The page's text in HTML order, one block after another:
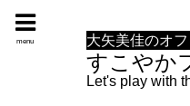
大矢美佳のオ
すこやか
Let's play with
menu